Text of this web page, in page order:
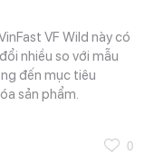
VF Wild này có
nhiều so với mẫu
đến mục tiêu
sản phẩm.
0